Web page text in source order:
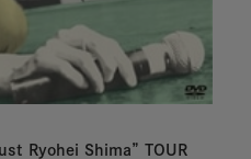
Ryohei Shima” TOUR